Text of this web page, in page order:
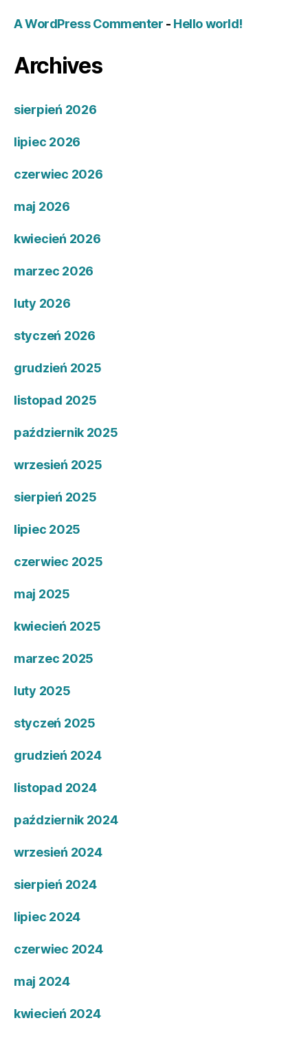
A WordPress Commenter - Hello world!
Archives
sierpień 2026
lipiec 2026
czerwiec 2026
maj 2026
kwiecień 2026
marzec 2026
luty 2026
styczeń 2026
grudzień 2025
listopad 2025
październik 2025
wrzesień 2025
sierpień 2025
lipiec 2025
czerwiec 2025
maj 2025
kwiecień 2025
marzec 2025
luty 2025
styczeń 2025
grudzień 2024
listopad 2024
październik 2024
wrzesień 2024
sierpień 2024
lipiec 2024
czerwiec 2024
maj 2024
kwiecień 2024